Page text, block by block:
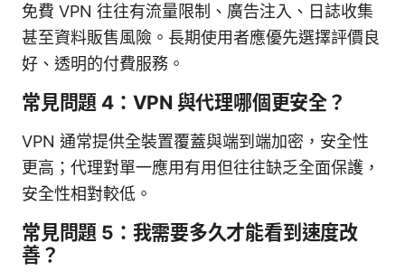
免費 VPN 往往有流量限制、廣告注入、日誌收集
甚至資料販售風險。長期使用者應優先選擇評價良
好、透明的付費服務。
常見問題 4：VPN 與代理哪個更安全？
VPN 通常提供全裝置覆蓋與端到端加密，安全性
更高；代理對單一應用有用但往往缺乏全面保護，
安全性相對較低。
常見問題 5：我需要多久才能看到速度改
善？